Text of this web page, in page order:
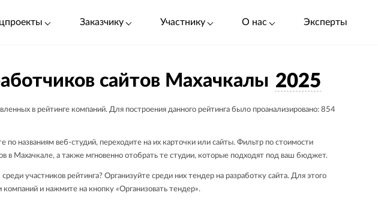
Заказчику Участнику О нас Эксперты
сайтов Махачкалы 2025
в рейтинге компаний. Для построения данного рейтинга было проанализировано: 854
названиям веб-студий, переходите на их карточки или сайты. Фильтр по стоимости
в Махачкале, а также мгновенно отобрать те студии, которые подходят под ваш бюджет.
участников рейтинга? Организуйте среди них тендер на разработку сайта. Для этого
компаний и нажмите на кнопку «Организовать тендер».